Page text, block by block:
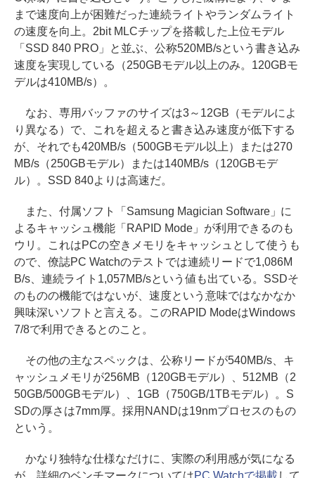
まで速度向上が困難だった連続ライトやランダムライト
の速度を向上。2bit MLCチップを搭載した上位モデル
「SSD 840 PRO」と並ぶ、公称520MB/sという書き込み
速度を実現している（250GBモデル以上のみ。120GBモ
デルは410MB/s）。
なお、専用バッファのサイズは3～12GB（モデルによ
り異なる）で、これを超えると書き込み速度が低下する
が、それでも420MB/s（500GBモデル以上）または270
MB/s（250GBモデル）または140MB/s（120GBモデ
ル）。SSD 840よりは高速だ。
また、付属ソフト「Samsung Magician Software」に
よるキャッシュ機能「RAPID Mode」が利用できるのも
ウリ。これはPCの空きメモリをキャッシュとして使うも
ので、僚誌PC Watchのテストでは連続リードで1,086M
B/s、連続ライト1,057MB/sという値も出ている。SSDそ
のものの機能ではないが、速度という意味ではなかなか
興味深いソフトと言える。このRAPID ModeはWindows
7/8で利用できるとのこと。
その他の主なスペックは、公称リードが540MB/s、キ
ャッシュメモリが256MB（120GBモデル）、512MB（2
50GB/500GBモデル）、1GB（750GB/1TBモデル）。S
SDの厚さは7mm厚。採用NANDは19nmプロセスのもの
という。
かなり独特な仕様なだけに、実際の利用感が気になる
が、詳細のベンチマークについてはPC Watchで掲載 して